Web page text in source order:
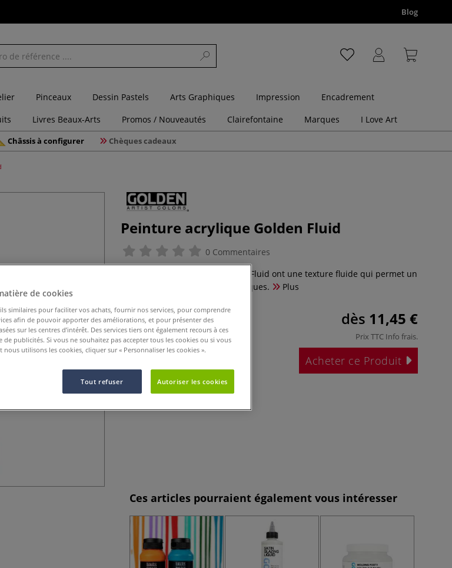
Blog
Pinceaux Dessin Pastels Arts Graphiques Impression
Encadrement
Livres Beaux-Arts Promos / Nouveautés Clairefontaine Marques I Love Art
Châssis à configurer Chèques cadeaux
Peinture acrylique Golden Fluid
0 Commentaires
Les peintures acryliques Golden Fluid ont une texture fluide qui permet un
large choix de techniques artistiques.
Plus
dès 11,45 €
Prix TTC Info frais.
Acheter ce Produit
Ces articles pourraient également vous intéresser
de cookies
similaires pour faciliter vos achats, fournir nos services, pour comprendre
afin de pouvoir apporter des améliorations, et pour présenter des
sur les centres d’intérêt. Des services tiers ont également recours à ces
publicités. Si vous ne souhaitez pas accepter tous les cookies ou si vous
utilisons les cookies, cliquer sur « Personnaliser les cookies ».
Tout refuser Autoriser les cookies